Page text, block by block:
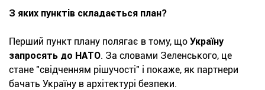
З яких пунктів складається план?
Перший пункт плану полягає в тому, що Україну
запросять до НАТО. За словами Зеленського, це
стане "свідченням рішучості" і покаже, як партнери
бачать Україну в архітектурі безпеки.